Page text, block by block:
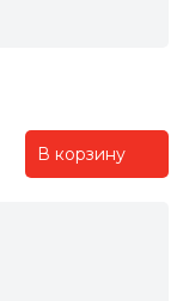
В корзину